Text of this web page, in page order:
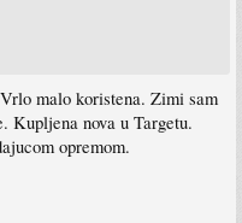
malo koristena. Zimi sam
Kupljena nova u Targetu.
opremom.